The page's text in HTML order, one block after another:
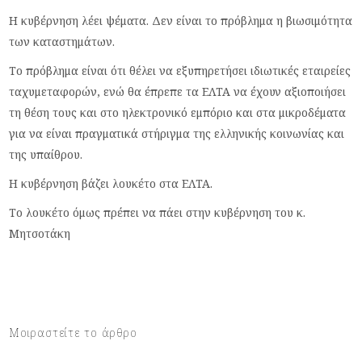
Η κυβέρνηση λέει ψέματα. Δεν είναι το πρόβλημα η βιωσιμότητα
των καταστημάτων.
Το πρόβλημα είναι ότι θέλει να εξυπηρετήσει ιδιωτικές εταιρείες
ταχυμεταφορών, ενώ θα έπρεπε τα ΕΛΤΑ να έχουν αξιοποιήσει
τη θέση τους και στο ηλεκτρονικό εμπόριο και στα μικροδέματα
για να είναι πραγματικά στήριγμα της ελληνικής κοινωνίας και
της υπαίθρου.
Η κυβέρνηση βάζει λουκέτο στα ΕΛΤΑ.
Το λουκέτο όμως πρέπει να πάει στην κυβέρνηση του κ.
Μητσοτάκη
Μοιραστείτε το άρθρο